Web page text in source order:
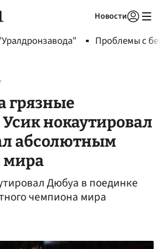
Новости
Проблемы с
грязные
нокаутировал
абсолютным
мира
Дюбуа в поединке
чемпиона мира